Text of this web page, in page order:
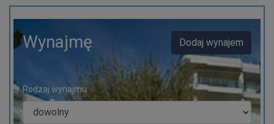
Dodaj wynajem
Wynajmę
Rodzaj wynajmu